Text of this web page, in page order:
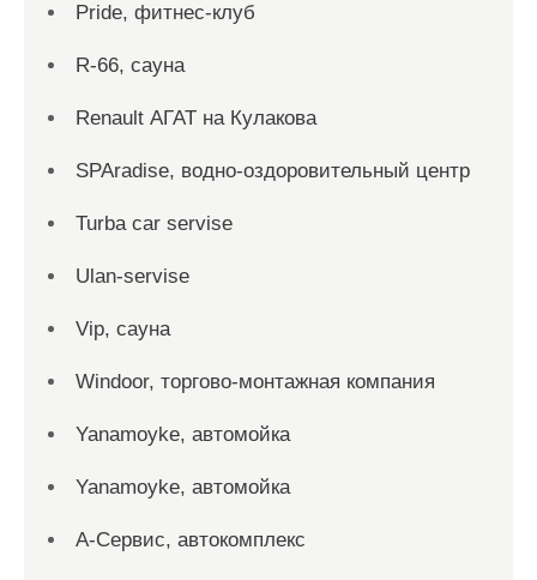
Pride, фитнес-клуб
R-66, сауна
Renault АГАТ на Кулакова
SPAradise, водно-оздоровительный центр
Turba car servise
Ulan-servise
Vip, сауна
Windoor, торгово-монтажная компания
Yanamoyke, автомойка
Yanamoyke, автомойка
А-Сервис, автокомплекс